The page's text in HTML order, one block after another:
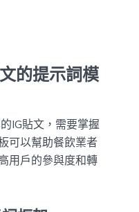
的提示詞模
IG貼文，需要掌握
可以幫助餐飲業者
用戶的參與度和轉